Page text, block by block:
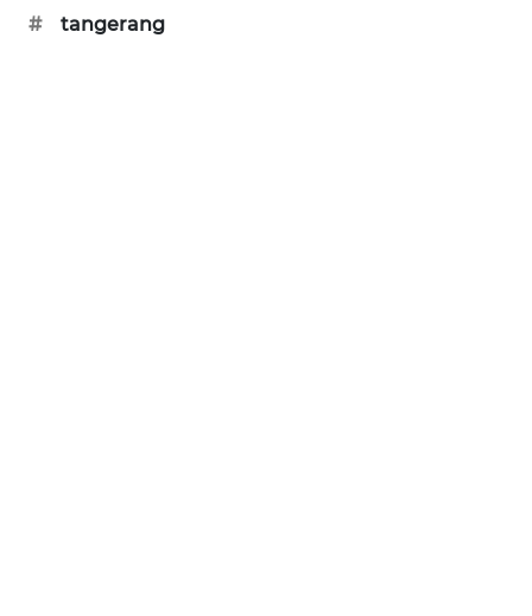
#
tangerang